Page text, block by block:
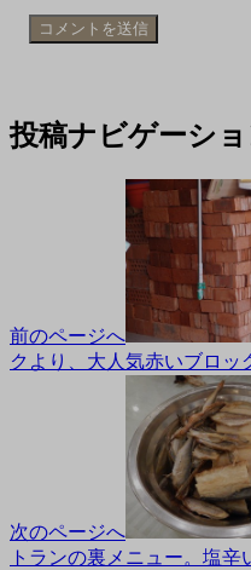
投稿ナビゲーシ
前のページへ
クより、大人気赤いブロッ
次のページへ
トランの裏メニュー。塩辛